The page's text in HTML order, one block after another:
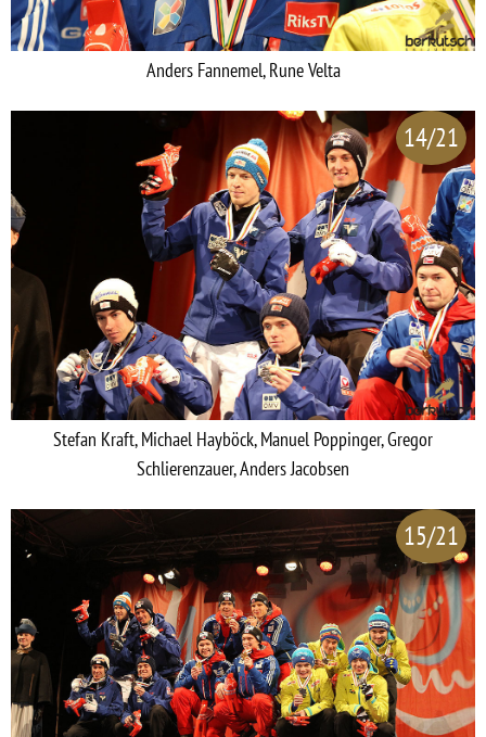
Anders Fannemel, Rune Velta
14/21
Stefan Kraft, Michael Hayböck, Manuel Poppinger, Gregor
Schlierenzauer, Anders Jacobsen
15/21